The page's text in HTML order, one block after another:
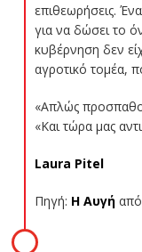
επιθεωρήσεις.
για να δώσει το
κυβέρνηση δεν
αγροτικό τομέα,
«Απλώς
«Και τώρα μας
Laura Pitel
Πηγή: Η Αυγήαπό